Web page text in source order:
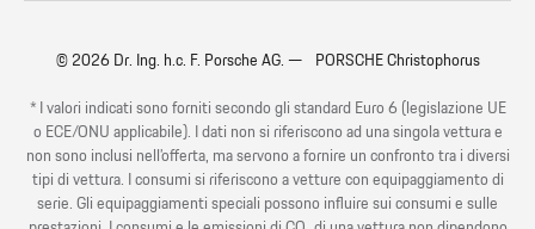
© 2026 Dr. Ing. h.c. F. Porsche AG. — PORSCHE Christophorus
* I valori indicati sono forniti secondo gli standard Euro 6 (legislazione UE
o ECE/ONU applicabile). I dati non si riferiscono ad una singola vettura e
non sono inclusi nell’offerta, ma servono a fornire un confronto tra i diversi
tipi di vettura. I consumi si riferiscono a vetture con equipaggiamento di
serie. Gli equipaggiamenti speciali possono influire sui consumi e sulle